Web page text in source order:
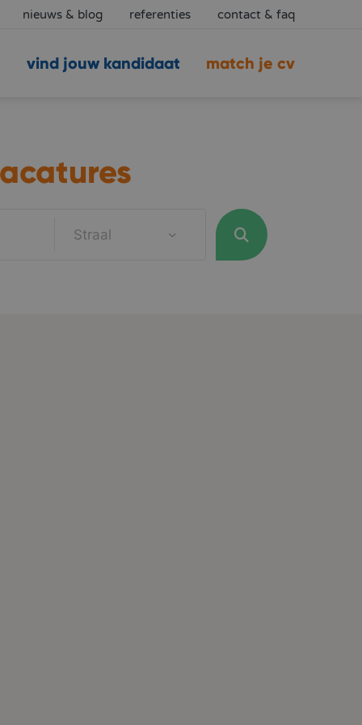
nieuws & blog referenties contact & faq
match je cv
vind jouw kandidaat
Straal